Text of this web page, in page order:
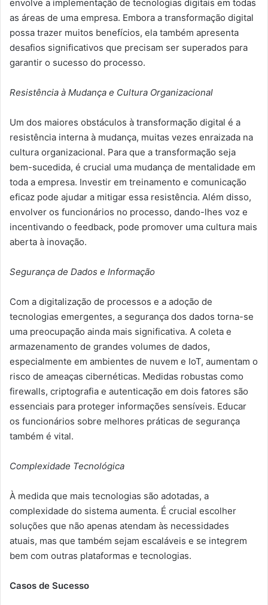
envolve a implementação de tecnologias digitais em todas
as áreas de uma empresa. Embora a transformação digital
possa trazer muitos benefícios, ela também apresenta
desafios significativos que precisam ser superados para
garantir o sucesso do processo.
Resistência à Mudança e Cultura Organizacional
Um dos maiores obstáculos à transformação digital é a
resistência interna à mudança, muitas vezes enraizada na
cultura organizacional. Para que a transformação seja
bem-sucedida, é crucial uma mudança de mentalidade em
toda a empresa. Investir em treinamento e comunicação
eficaz pode ajudar a mitigar essa resistência. Além disso,
envolver os funcionários no processo, dando-lhes voz e
incentivando o feedback, pode promover uma cultura mais
aberta à inovação.
Segurança de Dados e Informação
Com a digitalização de processos e a adoção de
tecnologias emergentes, a segurança dos dados torna-se
uma preocupação ainda mais significativa. A coleta e
armazenamento de grandes volumes de dados,
especialmente em ambientes de nuvem e IoT, aumentam o
risco de ameaças cibernéticas. Medidas robustas como
firewalls, criptografia e autenticação em dois fatores são
essenciais para proteger informações sensíveis. Educar
os funcionários sobre melhores práticas de segurança
também é vital.
Complexidade Tecnológica
À medida que mais tecnologias são adotadas, a
complexidade do sistema aumenta. É crucial escolher
soluções que não apenas atendam às necessidades
atuais, mas que também sejam escaláveis e se integrem
bem com outras plataformas e tecnologias.
Casos de Sucesso